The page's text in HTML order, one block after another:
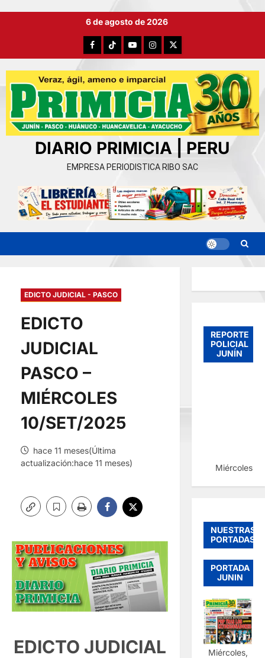
6 de agosto de 2026
FacebookTikTokYouTubeInstagram
X
DIARIO PRIMICIA | PERU
EMPRESA PERIODISTICA RIBO SAC
EDICTO JUDICIAL - PASCO
EDICTO
JUDICIAL
PASCO –
MIÉRCOLES
10/SET/2025
hace 11 meses(Última
actualización:hace 11 meses)
EDICTO JUDICIAL
REPORTE
POLICIAL
JUNÍN
Miércoles,
NUESTRAS
PORTADAS
PORTADA
JUNIN
Miércoles,